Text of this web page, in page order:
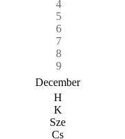
4
5
6
7
8
9
December
H
K
Sze
Cs